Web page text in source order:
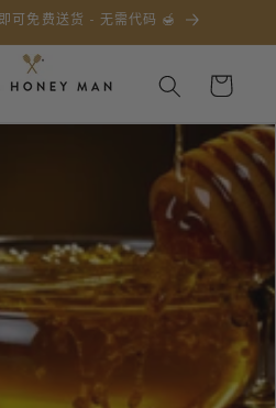
可免费送货 - 无需代码 🍯
物